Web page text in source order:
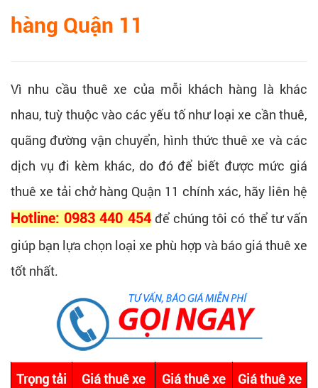
hàng Quận 11
Vì nhu cầu thuê xe của mỗi khách hàng là khác
nhau, tuỳ thuộc vào các yếu tố như loại xe cần thuê,
quãng đường vận chuyển, hình thức thuê xe và các
dịch vụ đi kèm khác, do đó để biết được mức giá
thuê xe tải chở hàng Quận 11 chính xác, hãy liên hệ
Hotline: 0983 440 454để chúng tôi có thể tư vấn
giúp bạn lựa chọn loại xe phù hợp và báo giá thuê xe
tốt nhất.
Trọng tải
Giá thuê xe
Giá thuê xe
Giá thuê xe